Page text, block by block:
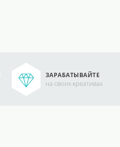
ЗАРАБАТЫВАЙТЕ
на своих креативах